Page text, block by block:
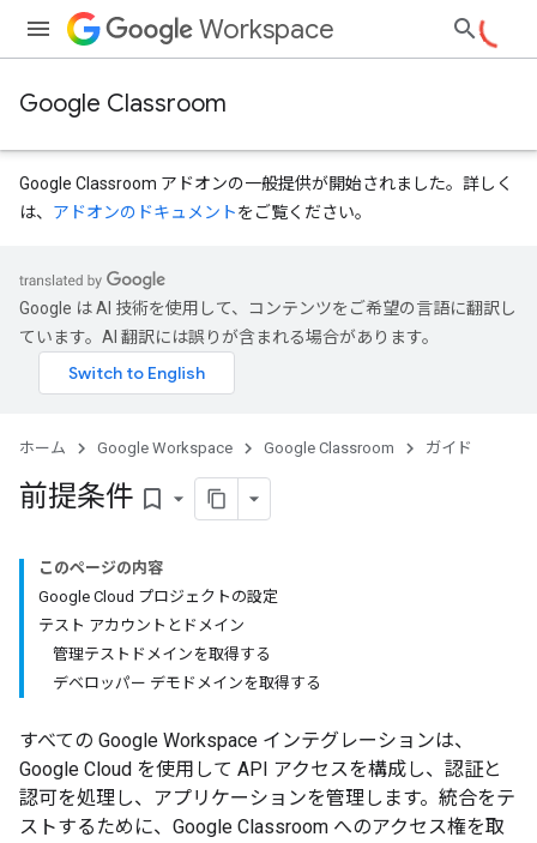
Workspace
Google Classroom
Google Classroom アドオンの一般提供が開始されました。詳しく
は、 アドオンのドキュメントをご覧ください。
Google は AI 技術を使用して、コンテンツをご希望の言語に翻訳し
ています。AI 翻訳には誤りが含まれる場合があります。
ホーム Google Workspace Google Classroom ガイド
前提条件 bookmark_border
このページの内容
Google Cloud プロジェクトの設定
テスト アカウントとドメイン
管理テストドメインを取得する
デベロッパー デモドメインを取得する
すべての Google Workspace インテグレーションは、
Google Cloud を使用して API アクセスを構成し、認証と
認可を処理し、アプリケーションを管理します。統合をテ
ストするために、Google Classroom へのアクセス権を取